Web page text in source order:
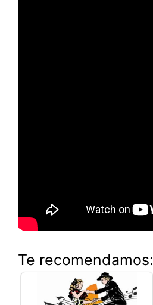
Te recomendamos: